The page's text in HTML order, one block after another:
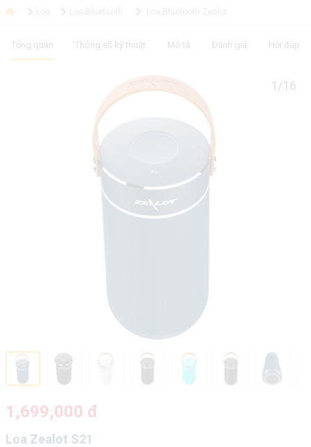
Tổng quan Thông số kỹ thuật Mô tả Đánh giá Hỏi đáp
1/16
1,699,000 đ
Loa Zealot S21